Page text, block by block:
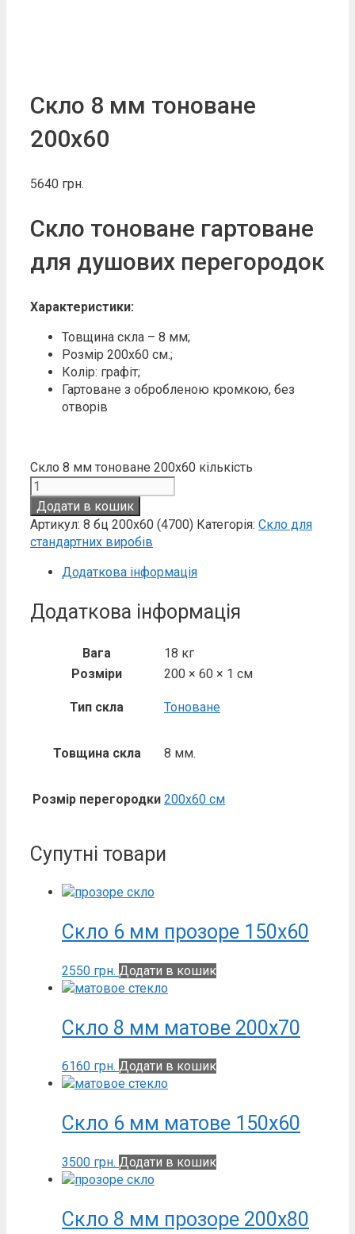
Скло 8 мм тоноване
200х60
5640 грн.
Скло тоноване гартоване
для душових перегородок
Характеристики:
Товщина скла – 8 мм;
Розмір 200х60 см.;
Колір: графіт;
Гартоване з обробленою кромкою, без
отворів
Скло 8 мм тоноване 200х60 кількість
Додати в кошик
Артикул: 8 бц 200х60 (4700) Категорія: Скло для
стандартних виробів
Додаткова інформація
Додаткова інформація
Вага
18 кг
Розміри
200 × 60 × 1 см
Тип скла Тоноване
Товщина скла 8 мм.
Розмір перегородки 200х60 см
Супутні товари
Скло 6 мм прозоре 150х60
2550 грн. Додати в кошик
Скло 8 мм матове 200х70
6160 грн. Додати в кошик
Скло 6 мм матове 150х60
3500 грн. Додати в кошик
Скло 8 мм прозоре 200х80